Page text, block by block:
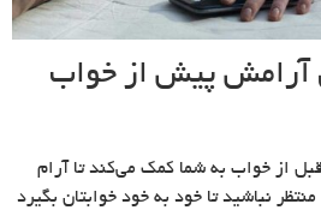
آرامش پیش از خواب
از خواب به شما کمک می‌کند تا آرام
نباشید تا خود به خود خوابتان بگیرد